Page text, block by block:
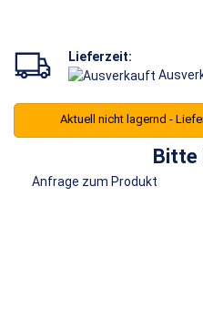
Lieferzeit:
Aktuell nicht lagernd -
Bitte
Anfrage zum Produkt